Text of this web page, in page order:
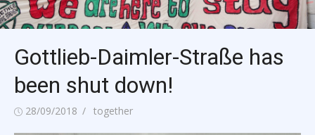
Gottlieb-Daimler-Straße has
been shut down!
Posted
28/09/2018 Author
together